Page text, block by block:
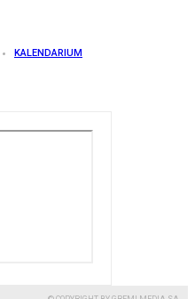
KALENDARIUM